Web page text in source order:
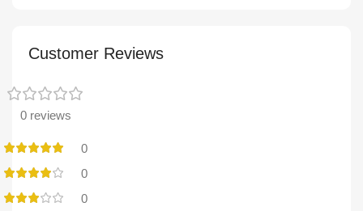
Customer Reviews
0 reviews
0
0
0